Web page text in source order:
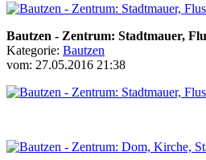
Bautzen - Zentrum: Stadtmauer,
Kategorie: Bautzen
vom: 27.05.2016 21:38